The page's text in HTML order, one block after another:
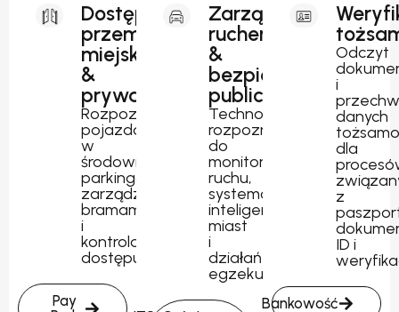
Dostęp
przemysłowy,
miejski
&
prywatny
Rozpoznawanie
pojazdów
w
środowiskach
parkingowych,
zarządzania
bramami
i
kontrolowanego
dostępu.
Pay
Zarządzanie
ruchem
&
bezpieczeństwo
publiczne
Technologia
rozpoznawania
do
monitorowania
ruchu,
systemów
inteligentnych
miast
i
działań
egzekucyjnych.
Odczyt
i
danych
dla
z
ID i
Bankowość